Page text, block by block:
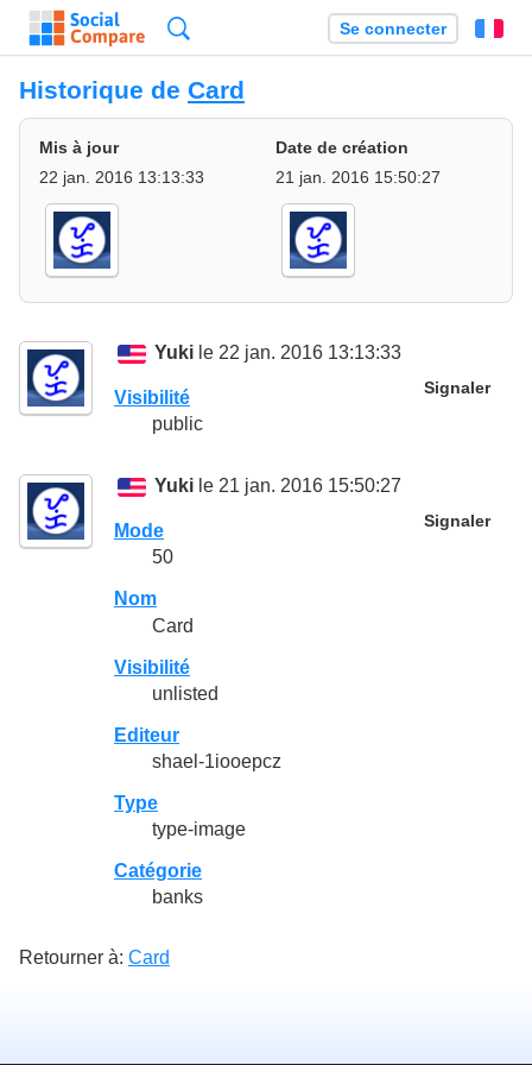
Se connecter
Historique de Card
Mis à jour
22 jan. 2016 13:13:33
Date de création
21 jan. 2016 15:50:27
Yuki le 22 jan. 2016 13:13:33
Signaler
Visibilité
public
Yuki le 21 jan. 2016 15:50:27
Signaler
Mode
50
Nom
Card
Visibilité
unlisted
Editeur
shael-1iooepcz
Type
type-image
Catégorie
banks
Retourner à: Card